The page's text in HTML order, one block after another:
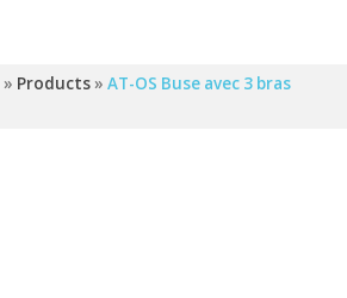
» Products» AT-OS Buse avec 3 bras